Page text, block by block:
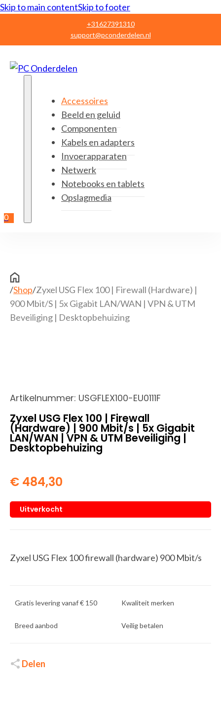
Skip to main contentSkip to footer
+31627391310
support@pconderdelen.nl
0
Accessoires
Beeld en geluid
Componenten
Kabels en adapters
Invoerapparaten
Netwerk
Notebooks en tablets
Opslagmedia
/Shop/Zyxel USG Flex 100 | Firewall (Hardware) |
900 Mbit/s | 5x Gigabit LAN/WAN | VPN & UTM
Beveiliging | Desktopbehuizing
Artikelnummer: USGFLEX100-EU0111F
Zyxel USG Flex 100 | Firewall
(Hardware) | 900 Mbit/s | 5x Gigabit
LAN/WAN | VPN & UTM Beveiliging |
Desktopbehuizing
€ 484,30
Uitverkocht
Zyxel USG Flex 100 firewall (hardware) 900 Mbit/s
Gratis levering vanaf € 150 Kwaliteit merken
Breed aanbod Veilig betalen
Delen